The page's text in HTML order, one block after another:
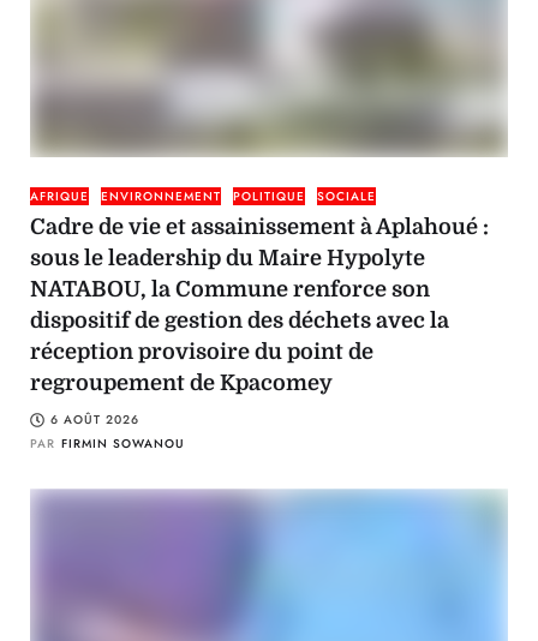
AFRIQUE ENVIRONNEMENT POLITIQUE SOCIALE
Cadre de vie et assainissement à Aplahoué :
sous le leadership du Maire Hypolyte
NATABOU, la Commune renforce son
dispositif de gestion des déchets avec la
réception provisoire du point de
regroupement de Kpacomey
6 AOÛT 2026
PAR FIRMIN SOWANOU